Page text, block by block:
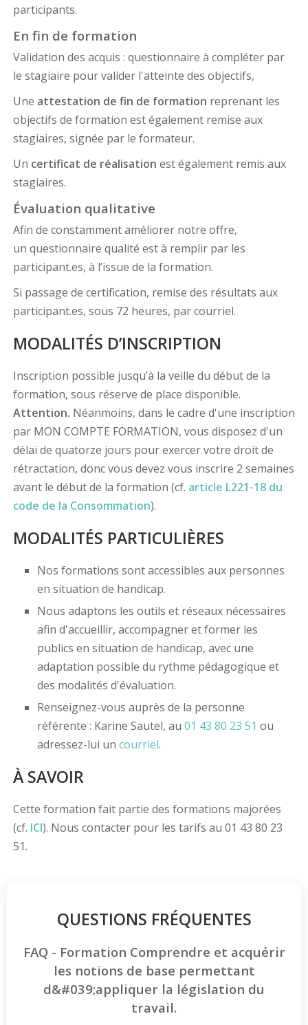
participants.
En fin de formation
Validation des acquis : questionnaire à compléter par
le stagiaire pour valider l'atteinte des objectifs,
Une attestation de fin de formation reprenant les
objectifs de formation est également remise aux
stagiaires, signée par le formateur.
Un certificat de réalisation est également remis aux
stagiaires.
Évaluation qualitative
Afin de constamment améliorer notre offre,
un questionnaire qualité est à remplir par les
participant.es, à l’issue de la formation.
Si passage de certification, remise des résultats aux
participant.es, sous 72 heures, par courriel.
MODALITÉS D’INSCRIPTION
Inscription possible jusqu’à la veille du début de la
formation, sous réserve de place disponible.
Attention. Néanmoins, dans le cadre d'une inscription
par MON COMPTE FORMATION, vous disposez d'un
délai de quatorze jours pour exercer votre droit de
rétractation, donc vous devez vous inscrire 2 semaines
avant le début de la formation (cf. article L221-18 du
code de la Consommation).
MODALITÉS PARTICULIÈRES
Nos formations sont accessibles aux personnes
en situation de handicap.
Nous adaptons les outils et réseaux nécessaires
afin d'accueillir, accompagner et former les
publics en situation de handicap, avec une
adaptation possible du rythme pédagogique et
des modalités d'évaluation.
Renseignez-vous auprès de la personne
référente : Karine Sautel, au 01 43 80 23 51 ou
adressez-lui un courriel.
À SAVOIR
Cette formation fait partie des formations majorées
(cf. ICI). Nous contacter pour les tarifs au 01 43 80 23
51.
QUESTIONS FRÉQUENTES
FAQ - Formation Comprendre et acquérir
les notions de base permettant
d&#039;appliquer la législation du
travail.